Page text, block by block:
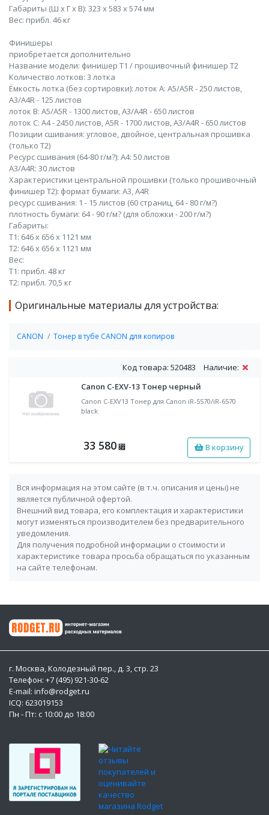
Габариты (Ш x Г x В): 323 x 583 x 574 мм
Вес: прибл. 46 кг
Финишеры
приобретается дополнительно
Название модели: финишер Т1 / прошивочный финишер Т2
Количество лотков: 3 лотка
Ёмкость лотка (без сортировки): лоток A: A5/A5R - 250 листов,
A3/A4R - 125 листов
лоток В: A5/A5R - 1300 листов, A3/A4R - 650 листов
лоток С: A4 - 2450 листов, A5R - 1700 листов, A3/A4R - 650 листов
Позиции сшивания: угловое, двойное, центральная прошивка
(только T2)
Ресурс сшивания (64-80 г/м?): A4: 50 листов
А3/A4R: 30 листов
Характеристики центральной прошивки (только прошивочный
финишер Т2): формат бумаги: A3, A4R
ресурс сшивания: 1 - 15 листов (60 страниц, 64 - 80 г/м?)
плотность бумаги: 64 - 90 г/м? (для обложки - 200 г/м?)
Габариты:
T1: 646 x 656 x 1121 мм
Т2: 646 x 656 x 1121 мм
Вес:
T1: прибл. 48 кг
Т2: прибл. 70,5 кг
Оригинальные материалы для устройства:
CANON Тонер в тубе CANON для копиров
Код товара: 520483
Наличие:
Canon C-EXV-13 Тонер черный
Canon C-EXV13 Тонер для Canon iR-5570/iR-6570
black
33 580 ⃏ В корзину
Вся информация на этом сайте (в т.ч. описания и цены) не
является публичной офертой.
Внешний вид товара, его комплектация и характеристики
могут изменяться производителем без предварительного
уведомления.
Для получения подробной информации о стоимости и
характеристике товара просьба обращаться по указанным
на сайте телефонам.
г. Москва, Колодезный пер., д. 3, стр. 23
Телефон: +7 (495) 921-30-62
E-mail: info@rodget.ru
ICQ: 623019153
Пн - Пт: с 10:00 до 18:00